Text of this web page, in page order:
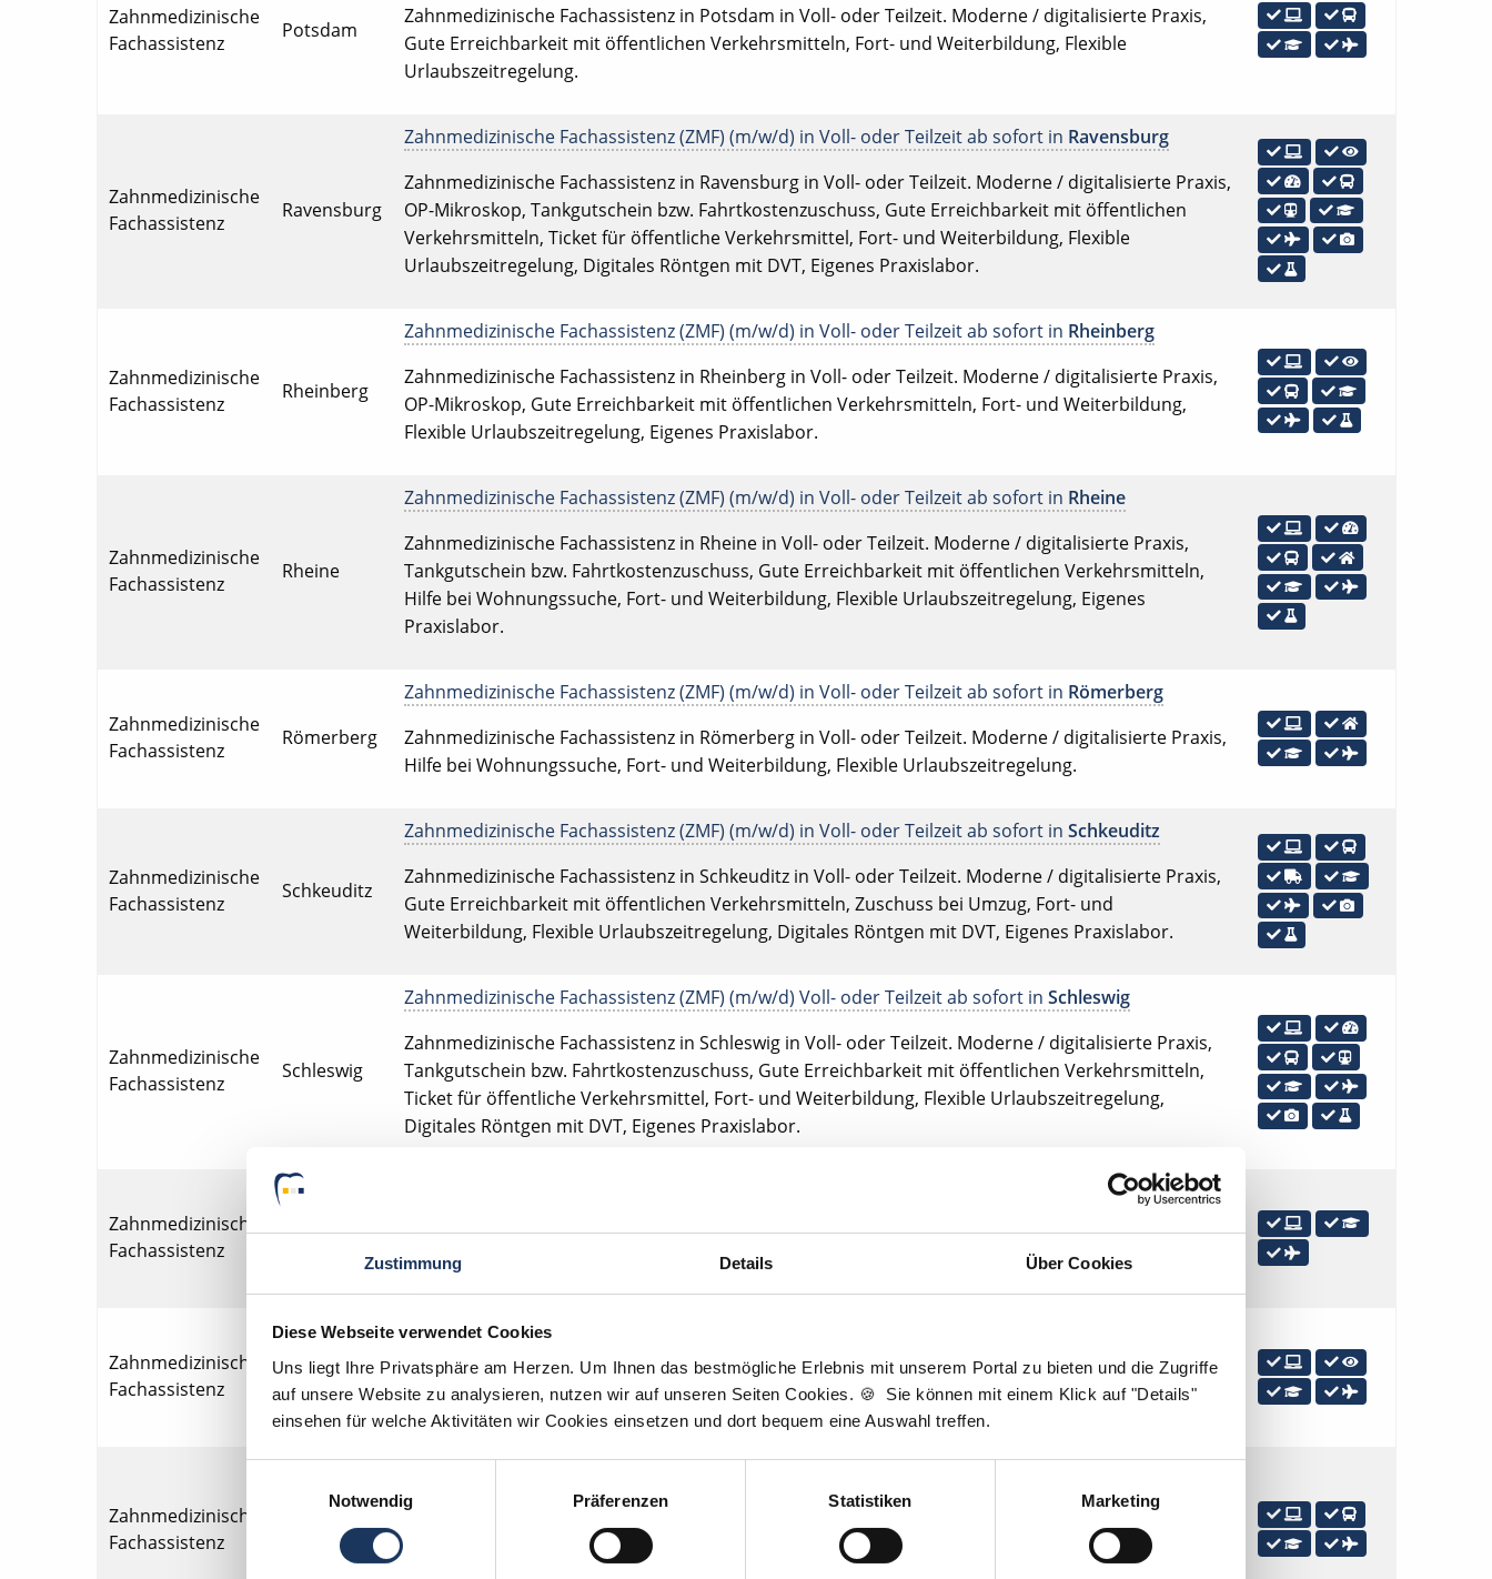
Zustimmung Details Über Cookies
Diese Webseite verwendet Cookies
Uns liegt Ihre Privatsphäre am Herzen. Um Ihnen das bestmögliche Erlebnis mit unserem Portal zu bieten und die Zugriffe
auf unsere Website zu analysieren, nutzen wir auf unseren Seiten Cookies. 🍪 Sie können mit einem Klick auf "Details"
einsehen für welche Aktivitäten wir Cookies einsetzen und dort bequem eine Auswahl treffen.
Notwendig
Präferenzen Statistiken Marketing
Zahnmedizinische
Fachassistenz
Potsdam
Zahnmedizinische Fachassistenz in Potsdam in Voll- oder Teilzeit. Moderne / digitalisierte Praxis,
Gute Erreichbarkeit mit öffentlichen Verkehrsmitteln, Fort- und Weiterbildung, Flexible
Urlaubszeitregelung.
Zahnmedizinische
Fachassistenz
Ravensburg
Zahnmedizinische Fachassistenz (ZMF) (m/w/d) in Voll- oder Teilzeit ab sofort in Ravensburg
Zahnmedizinische Fachassistenz in Ravensburg in Voll- oder Teilzeit. Moderne / digitalisierte Praxis,
OP-Mikroskop, Tankgutschein bzw. Fahrtkostenzuschuss, Gute Erreichbarkeit mit öffentlichen
Verkehrsmitteln, Ticket für öffentliche Verkehrsmittel, Fort- und Weiterbildung, Flexible
Urlaubszeitregelung, Digitales Röntgen mit DVT, Eigenes Praxislabor.
Zahnmedizinische
Fachassistenz
Rheinberg
Zahnmedizinische Fachassistenz (ZMF) (m/w/d) in Voll- oder Teilzeit ab sofort in Rheinberg
Zahnmedizinische Fachassistenz in Rheinberg in Voll- oder Teilzeit. Moderne / digitalisierte Praxis,
OP-Mikroskop, Gute Erreichbarkeit mit öffentlichen Verkehrsmitteln, Fort- und Weiterbildung,
Flexible Urlaubszeitregelung, Eigenes Praxislabor.
Zahnmedizinische
Fachassistenz
Rheine
Zahnmedizinische Fachassistenz (ZMF) (m/w/d) in Voll- oder Teilzeit ab sofort in Rheine
Zahnmedizinische Fachassistenz in Rheine in Voll- oder Teilzeit. Moderne / digitalisierte Praxis,
Tankgutschein bzw. Fahrtkostenzuschuss, Gute Erreichbarkeit mit öffentlichen Verkehrsmitteln,
Hilfe bei Wohnungssuche, Fort- und Weiterbildung, Flexible Urlaubszeitregelung, Eigenes
Praxislabor.
Zahnmedizinische
Fachassistenz
Römerberg
Zahnmedizinische Fachassistenz (ZMF) (m/w/d) in Voll- oder Teilzeit ab sofort in Römerberg
Zahnmedizinische Fachassistenz in Römerberg in Voll- oder Teilzeit. Moderne / digitalisierte Praxis,
Hilfe bei Wohnungssuche, Fort- und Weiterbildung, Flexible Urlaubszeitregelung.
Zahnmedizinische
Fachassistenz
Schkeuditz
Zahnmedizinische Fachassistenz (ZMF) (m/w/d) in Voll- oder Teilzeit ab sofort in Schkeuditz
Zahnmedizinische Fachassistenz in Schkeuditz in Voll- oder Teilzeit. Moderne / digitalisierte Praxis,
Gute Erreichbarkeit mit öffentlichen Verkehrsmitteln, Zuschuss bei Umzug, Fort- und
Weiterbildung, Flexible Urlaubszeitregelung, Digitales Röntgen mit DVT, Eigenes Praxislabor.
Zahnmedizinische
Fachassistenz
Schleswig
Zahnmedizinische Fachassistenz (ZMF) (m/w/d) Voll- oder Teilzeit ab sofort in Schleswig
Zahnmedizinische Fachassistenz in Schleswig in Voll- oder Teilzeit. Moderne / digitalisierte Praxis,
Tankgutschein bzw. Fahrtkostenzuschuss, Gute Erreichbarkeit mit öffentlichen Verkehrsmitteln,
Ticket für öffentliche Verkehrsmittel, Fort- und Weiterbildung, Flexible Urlaubszeitregelung,
Digitales Röntgen mit DVT, Eigenes Praxislabor.
Zahnmedizinische
Fachassistenz
Sedelsberg
Sedelsberg
Zahnmedizinische Fachassistenz in Sedelsberg in Voll- oder Teilzeit. Moderne / digitalisierte Praxis,
Fort- und Weiterbildung, Flexible Urlaubszeitregelung.
Zahnmedizinische
Fachassistenz
Soest
Zahnmedizinische Fachassistenz (ZMF) (m/w/d) in Voll- oder Teilzeit ab sofort in
Zahnmedizinische Fachassistenz in Soest in Voll- oder Teilzeit. Moderne / digitalisierte Praxis, OP-
Mikroskop, Fort- und Weiterbildung, Flexible Urlaubszeitregelung.
Zahnmedizinische
Fachassistenz
Zahnmedizinische Fachassistenz in Söhlde in Vollzeit. Moderne / digitalisierte Praxis, Gute
Erreichbarkeit mit öffentlichen Verkehrsmitteln, Fort- und Weiterbildung, Flexible